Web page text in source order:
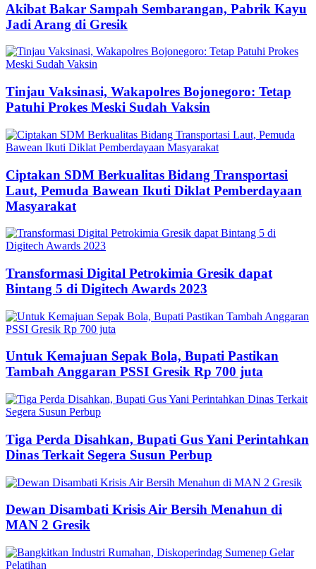
Akibat Bakar Sampah Sembarangan, Pabrik Kayu
Jadi Arang di Gresik
Tinjau Vaksinasi, Wakapolres Bojonegoro: Tetap
Patuhi Prokes Meski Sudah Vaksin
Ciptakan SDM Berkualitas Bidang Transportasi
Laut, Pemuda Bawean Ikuti Diklat Pemberdayaan
Masyarakat
Transformasi Digital Petrokimia Gresik dapat
Bintang 5 di Digitech Awards 2023
Untuk Kemajuan Sepak Bola, Bupati Pastikan
Tambah Anggaran PSSI Gresik Rp 700 juta
Tiga Perda Disahkan, Bupati Gus Yani Perintahkan
Dinas Terkait Segera Susun Perbup
Dewan Disambati Krisis Air Bersih Menahun di
MAN 2 Gresik